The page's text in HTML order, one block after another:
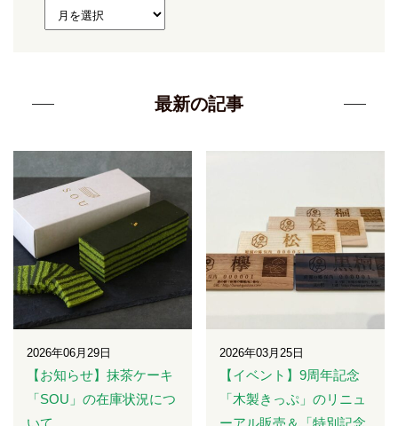
最新の記事
2026年06月29日
【お知らせ】抹茶ケーキ
「SOU」の在庫状況につ
いて
2026年03月25日
【イベント】9周年記念
「木製きっぷ」のリニュ
ーアル販売＆「特別記念